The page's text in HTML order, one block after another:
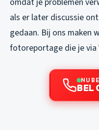
als er later discussie
gedaan. Bij ons maken
fotoreportage die je via
NU
BEL